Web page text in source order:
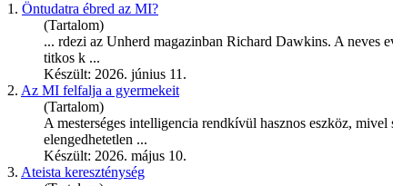
1. Öntudatra ébred az MI?
(Tartalom)
... rdezi az Unherd magazinban Richard Dawkins. A neves
titkos k ...
Készült: 2026. június 11.
2. Az MI felfalja a gyermekeit
(Tartalom)
A mesterséges intelligencia rendkívül hasznos eszköz,
elengedhetetlen ...
Készült: 2026. május 10.
3. Ateista kereszténység